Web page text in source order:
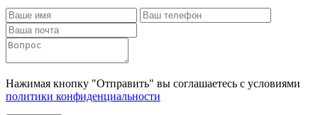
Нажимая кнопку "Отправить" вы соглашаетесь с условиями
политики конфиденциальности